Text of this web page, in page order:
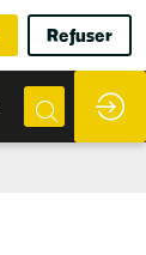
Refuser